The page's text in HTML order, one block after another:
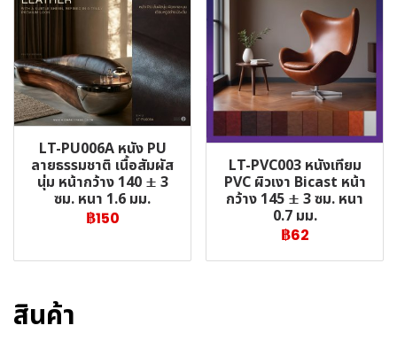
LT-PU006A หนัง PU
ลายธรรมชาติ เนื้อสัมผัส
นุ่ม หน้ากว้าง 140 ± 3
ซม. หนา 1.6 มม.
฿150
LT-PVC003 หนังเทียม
PVC ผิวเงา Bicast หน้า
กว้าง 145 ± 3 ซม. หนา
0.7 มม.
฿62
สินค้า